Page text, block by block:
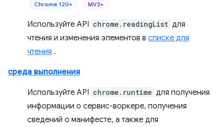
Chrome 120+ MV3+
Используйте API chrome.readingList для
чтения и изменения элементов в списке для
чтения .
среда выполнения
Используйте API chrome.runtime для получения
информации о сервис-воркере, получения
сведений о манифесте, а также для